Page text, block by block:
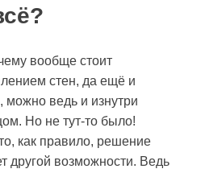
вообще стоит
стен, да ещё и
можно ведь и изнутри
Но не тут-то было!
как правило, решение
другой возможности. Ведь